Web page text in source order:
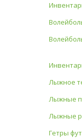
Лыжное
Лыжные
Лыжные
Гетры